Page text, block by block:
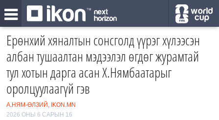
Ерөнхий хяналтын сонсголд үүрэг хүлээсэн
албан тушаалтан мэдээлэл өгдөг журамтай
тул хотын дарга асан Х.Нямбаатарыг
оролцуулаагүй гэв
А.НЯМ-ӨЛЗИЙ, IKON.MN
2026 ОНЫ 6 САРЫН 16